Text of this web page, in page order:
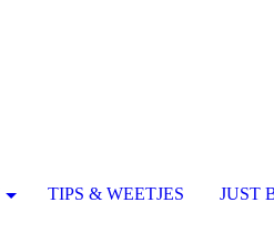
TIPS & WEETJES JUST